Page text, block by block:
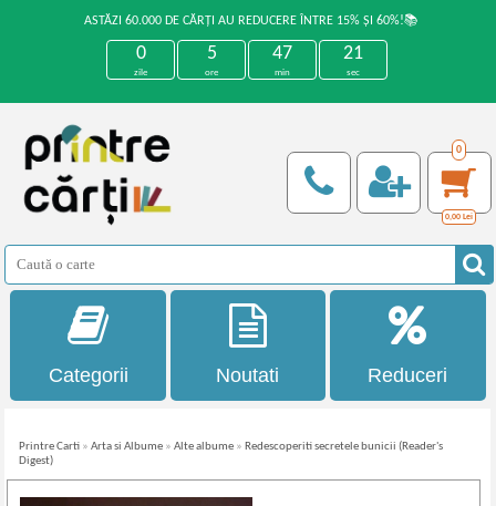
ASTĂZI 60.000 DE CĂRȚI AU REDUCERE ÎNTRE 15% ȘI 60%!📚
0
zile
5
ore
47
min
21
sec
0
0,00 Lei
Categorii Noutati Reduceri
Printre Carti »Arta si Albume »Alte albume » Redescoperiti secretele bunicii (Reader's
Digest)